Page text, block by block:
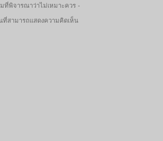
ที่พิจารณาว่าไม่เหมาะควร -
ที่สามารถแสดงความคิดเห็น